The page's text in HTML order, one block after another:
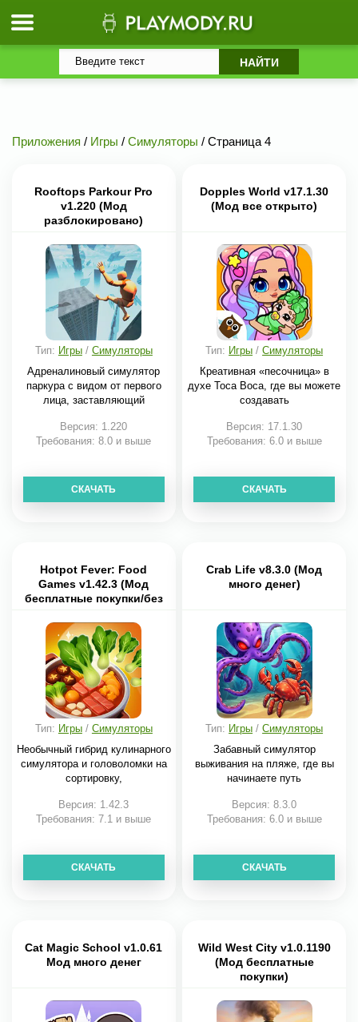
Приложения / Игры / Симуляторы / Страница 4
Rooftops Parkour Pro
v1.220 (Мод
разблокировано)
Тип: Игры/ Симуляторы
Адреналиновый симулятор
паркура с видом от первого
лица, заставляющий
Версия: 1.220
Требования: 8.0 и выше
СКАЧАТЬ
Dopples World v17.1.30
(Мод все открыто)
Тип: Игры /Симуляторы
Креативная «песочница» в
духе Toca Boca, где вы можете
создавать
Версия: 17.1.30
Требования: 6.0 и выше
СКАЧАТЬ
Hotpot Fever: Food
Games v1.42.3 (Мод
бесплатные покупки/без
Тип: Игры/ Симуляторы
Необычный гибрид кулинарного
симулятора и головоломки на
сортировку,
Версия: 1.42.3
Требования: 7.1 и выше
СКАЧАТЬ
Crab Life v8.3.0 (Мод
много денег)
Тип: Игры /Симуляторы
Забавный симулятор
выживания на пляже, где вы
начинаете путь
Версия: 8.3.0
Требования: 6.0 и выше
СКАЧАТЬ
Cat Magic School v1.0.61
Мод много денег
Wild West City v1.0.1190
(Мод бесплатные
покупки)